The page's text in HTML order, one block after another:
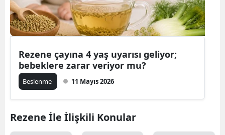
Rezene çayına 4 yaş uyarısı geliyor;
bebeklere zarar veriyor mu?
Beslenme 11 Mayıs 2026
Rezene İle İlişkili Konular